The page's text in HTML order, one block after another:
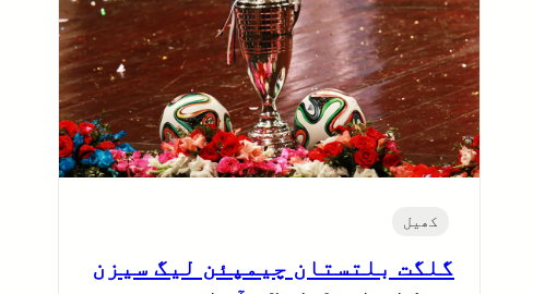
کھیل
گلگت بلتستان چیمپئن لیگ سیزن